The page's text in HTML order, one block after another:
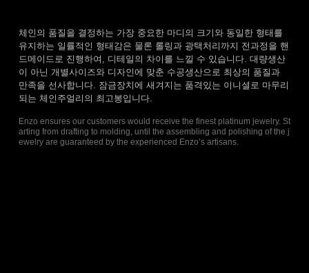
체인의 품질을 결정하는 가장 중요한 마디의 크기와 동일한 형태를
유지하는 일률적인 형태감은 물론 롤링과 광택처리까지 전과정을 핸
드메이드로 진행하여, 디테일의 차이를 느낄 수 있습니다. 대량생산
이 아닌 개별사이즈와 디자인에 맞춘 수공생산으로 최상의 품질과
만족을 선사합니다. 잠금장치에 새겨지는 품격있는 이니셜로 마무리
되는 체인주얼리의 최고봉입니다.
Enzo ensures our customers would receive the finest platinum jewelry. St
arting from drafting to molding, until the assembling and polishing of the j
ewelry are guaranteed by the experienced Enzo’s artisans.